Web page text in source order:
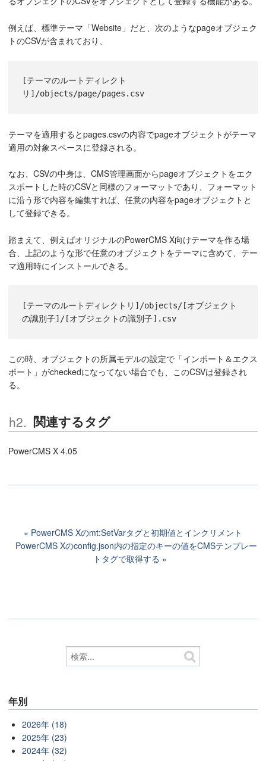
例えば、標準テーマ「Website」だと、次のようなpageオブジェク
トのCSVが含まれており、
[テーマのルートディレクト
リ]/objects/page/pages.csv
テーマを適用するとpages.csvの内容でpageオブジェクトがテーマ
適用の対象スペースに登録される。
なお、CSVの中身は、CMS管理画面からpageオブジェクトをエク
スポートした時のCSVと同様のフォーマットであり、フォーマット
に沿う形で内容を編集すれば、任意の内容をpageオブジェクトと
して登録できる。
踏まえて、例えばオリジナルのPowerCMS X向けテーマを作る場
合、上記のような形で任意のオブジェクトをテーマに含めて、テー
マ適用時にインストールできる。
[テーマのルートディレクトリ]/objects/[オブジェクト
の識別子]/[オブジェクトの識別子].csv
この時、オブジェクトの所属モデルの設定で「インポート＆エクス
ポート」がcheckedになってない場合でも、このCSVは登録され
る。
関連するタグ
PowerCMS X 4.05
PowerCMS Xのmt:SetVarタグと初期値とインクリメント
PowerCMS Xのconfig.json内の指定のキーの値をCMSテンプレー
トタグで取得する
年別
2026年 (18)
2025年 (23)
2024年 (32)